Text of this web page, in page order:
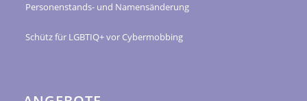
Personenstands- und Namensänderung
Schütz für LGBTIQ+ vor Cybermobbing